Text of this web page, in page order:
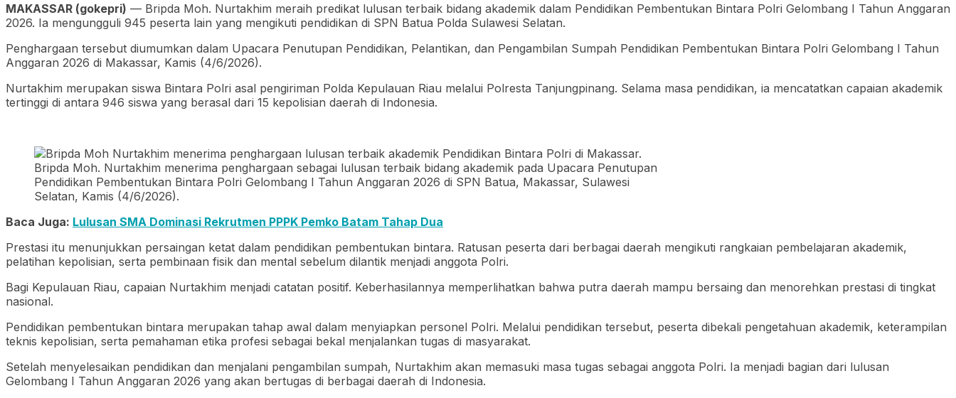
MAKASSAR (gokepri) — Bripda Moh. Nurtakhim meraih predikat lulusan terbaik bidang akademik dalam Pendidikan Pembentukan Bintara Polri Gelombang I Tahun Anggaran
2026. Ia mengungguli 945 peserta lain yang mengikuti pendidikan di SPN Batua Polda Sulawesi Selatan.
Penghargaan tersebut diumumkan dalam Upacara Penutupan Pendidikan, Pelantikan, dan Pengambilan Sumpah Pendidikan Pembentukan Bintara Polri Gelombang I Tahun
Anggaran 2026 di Makassar, Kamis (4/6/2026).
Nurtakhim merupakan siswa Bintara Polri asal pengiriman Polda Kepulauan Riau melalui Polresta Tanjungpinang. Selama masa pendidikan, ia mencatatkan capaian akademik
tertinggi di antara 946 siswa yang berasal dari 15 kepolisian daerah di Indonesia.
Bripda Moh. Nurtakhim menerima penghargaan sebagai lulusan terbaik bidang akademik pada Upacara Penutupan
Pendidikan Pembentukan Bintara Polri Gelombang I Tahun Anggaran 2026 di SPN Batua, Makassar, Sulawesi
Selatan, Kamis (4/6/2026).
Baca Juga: Lulusan SMA Dominasi Rekrutmen PPPK Pemko Batam Tahap Dua
Prestasi itu menunjukkan persaingan ketat dalam pendidikan pembentukan bintara. Ratusan peserta dari berbagai daerah mengikuti rangkaian pembelajaran akademik,
pelatihan kepolisian, serta pembinaan fisik dan mental sebelum dilantik menjadi anggota Polri.
Bagi Kepulauan Riau, capaian Nurtakhim menjadi catatan positif. Keberhasilannya memperlihatkan bahwa putra daerah mampu bersaing dan menorehkan prestasi di tingkat
nasional.
Pendidikan pembentukan bintara merupakan tahap awal dalam menyiapkan personel Polri. Melalui pendidikan tersebut, peserta dibekali pengetahuan akademik, keterampilan
teknis kepolisian, serta pemahaman etika profesi sebagai bekal menjalankan tugas di masyarakat.
Setelah menyelesaikan pendidikan dan menjalani pengambilan sumpah, Nurtakhim akan memasuki masa tugas sebagai anggota Polri. Ia menjadi bagian dari lulusan
Gelombang I Tahun Anggaran 2026 yang akan bertugas di berbagai daerah di Indonesia.